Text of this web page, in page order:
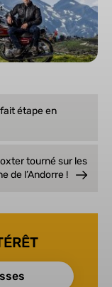
fait étape en
tourné sur les
de l’Andorre !